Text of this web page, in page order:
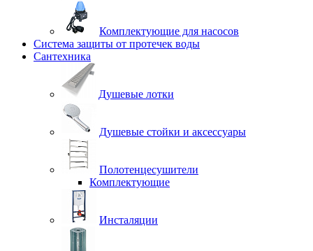
Комплектующие для насосов
Система защиты от протечек воды
Сантехника
Душевые лотки
Душевые стойки и аксессуары
Полотенцесушители
Комплектующие
Инсталяции